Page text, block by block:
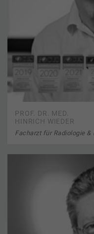
PROF. DR. MED.
HINRICH WIEDER
Facharzt für Radiologie &